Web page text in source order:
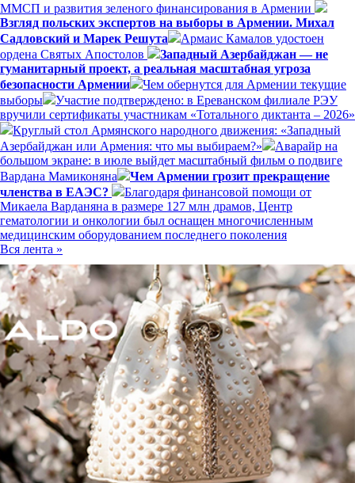
ММСП и развития зеленого финансирования в Армении
Взгляд польских экспертов на выборы в Армении. Михал
Садловский и Марек Решута
Армаис Камалов удостоен
ордена Святых Апостолов
Западный Азербайджан — не
гуманитарный проект, а реальная масштабная угроза
безопасности Армении
Чем обернутся для Армении текущие
выборы
Участие подтверждено: в Ереванском филиале РЭУ
вручили сертификаты участникам «Тотального диктанта – 2026»
Круглый стол Армянского народного движения: «Западный
Азербайджан или Армения: что мы выбираем?»
Аварайр на
большом экране: в июле выйдет масштабный фильм о подвиге
Вардана Мамиконяна
Чем Армении грозит прекращение
членства в ЕАЭС?
Благодаря финансовой помощи от
Микаела Варданяна в размере 127 млн драмов, Центр
гематологии и онкологии был оснащен многочисленным
медицинским оборудованием последнего поколения
Вся лента »